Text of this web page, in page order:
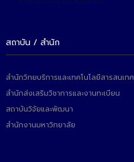
สถาบัน / สำนัก
สำนักวิทยบริการและเทคโนโลยีสารสนเทศ
สำนักส่งเสริมวิชาการและงานทะเบียน
สถาบันวิจัยและพัฒนา
สำนักงานมหาวิทยาลัย